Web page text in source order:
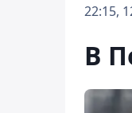
22:15,
В